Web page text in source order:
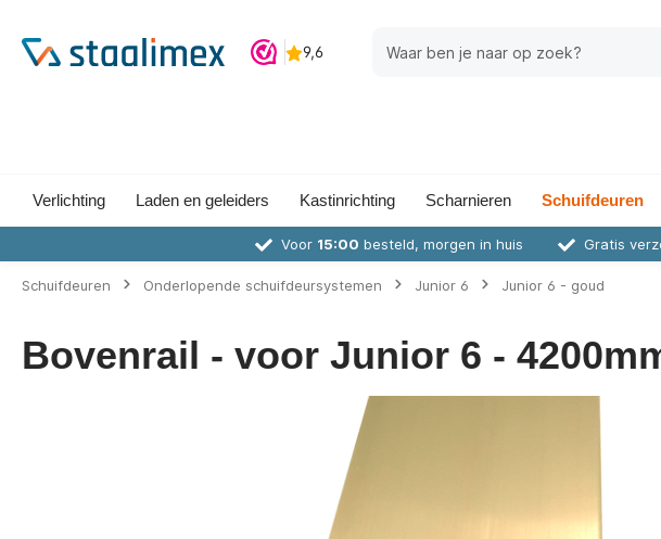
Verlichting Laden en geleiders Kastinrichting Scharnieren Schuifdeuren
Voor 15:00 besteld, morgen in huis Gratis
Schuifdeuren Onderlopende schuifdeursystemen Junior 6 Junior 6 - goud
Bovenrail - voor Junior 6 -